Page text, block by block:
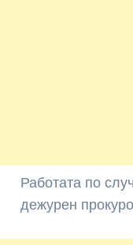
Работата по
дежурен